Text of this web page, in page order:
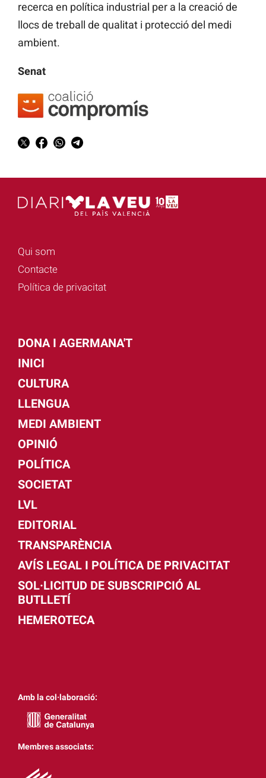
recerca en política industrial per a la creació de
llocs de treball de qualitat i protecció del medi
ambient.
Senat
Qui som
Contacte
Política de privacitat
DONA I AGERMANA'T
INICI
CULTURA
LLENGUA
MEDI AMBIENT
OPINIÓ
POLÍTICA
SOCIETAT
LVL
EDITORIAL
TRANSPARÈNCIA
AVÍS LEGAL I POLÍTICA DE PRIVACITAT
SOL·LICITUD DE SUBSCRIPCIÓ AL
BUTLLETÍ
HEMEROTECA
Amb la col·laboració:
Membres associats: